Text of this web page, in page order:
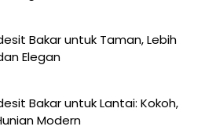
Bakar untuk Taman, Lebih
Elegan
Bakar untuk Lantai: Kokoh,
Modern